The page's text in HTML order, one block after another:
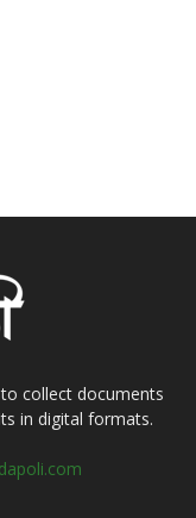
collect documents
in digital formats.